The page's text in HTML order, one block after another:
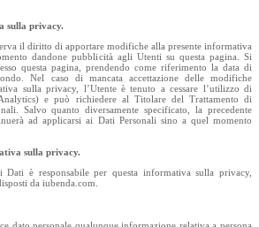
sulla privacy.
il diritto di apportare modifiche alla presente informativa
dandone pubblicità agli Utenti su questa pagina. Si
questa pagina, prendendo come riferimento la data di
Nel caso di mancata accettazione delle modifiche
sulla privacy, l’Utente è tenuto a cessare l’utilizzo di
e può richiedere al Titolare del Trattamento di
Salvo quanto diversamente specificato, la precedente
ad applicarsi ai Dati Personali sino a quel momento
sulla privacy.
è responsabile per questa informativa sulla privacy,
da iubenda.com.